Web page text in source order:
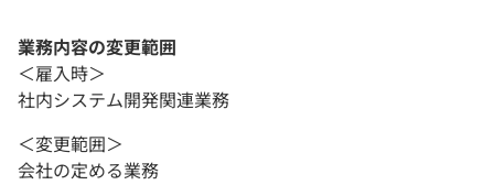
業務内容の変更範囲
＜雇入時＞
社内システム開発関連業務
＜変更範囲＞
会社の定める業務